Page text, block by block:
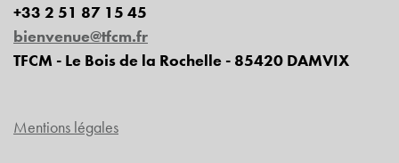
+33 2 51 87 15 45
bienvenue@tfcm.fr
TFCM - Le Bois de la Rochelle - 85420 DAMVIX
Mentions légales